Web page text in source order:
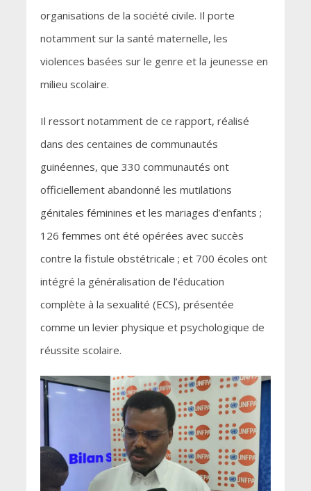
organisations de la société civile. Il porte
notamment sur la santé maternelle, les
violences basées sur le genre et la jeunesse en
milieu scolaire.
Il ressort notamment de ce rapport, réalisé
dans des centaines de communautés
guinéennes, que 330 communautés ont
officiellement abandonné les mutilations
génitales féminines et les mariages d’enfants ;
126 femmes ont été opérées avec succès
contre la fistule obstétricale ; et 700 écoles ont
intégré la généralisation de l’éducation
complète à la sexualité (ECS), présentée
comme un levier physique et psychologique de
réussite scolaire.